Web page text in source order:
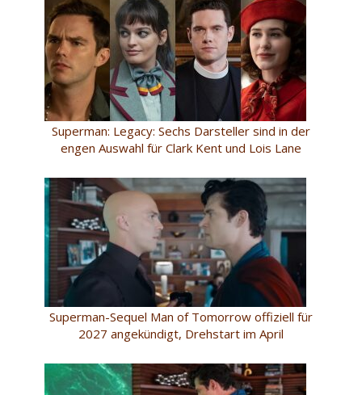
Superman: Legacy: Sechs Darsteller sind in der
engen Auswahl für Clark Kent und Lois Lane
Superman-Sequel Man of Tomorrow offiziell für
2027 angekündigt, Drehstart im April